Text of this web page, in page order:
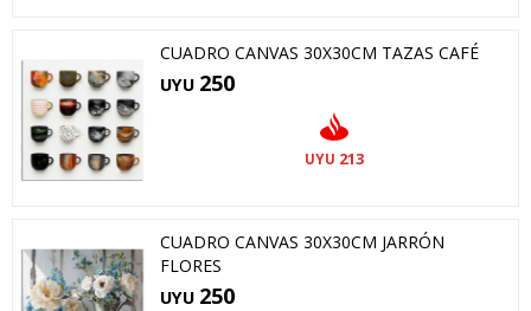
CUADRO CANVAS 30X30CM TAZAS CAFÉ
UYU 250
UYU 213
CUADRO CANVAS 30X30CM JARRÓN
FLORES
UYU 250